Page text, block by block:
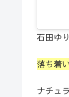
石田ゆ
落ち着
ナチュ